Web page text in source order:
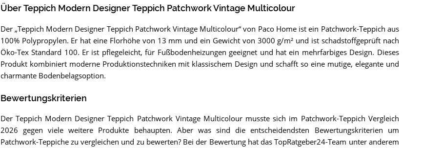
Über Teppich Modern Designer Teppich Patchwork Vintage Multicolour
Der „Teppich Modern Designer Teppich Patchwork Vintage Multicolour“ von Paco Home ist ein Patchwork-Teppich aus
100% Polypropylen. Er hat eine Florhöhe von 13 mm und ein Gewicht von 3000 g/m² und ist schadstoffgeprüft nach
Öko-Tex Standard 100. Er ist pflegeleicht, für Fußbodenheizungen geeignet und hat ein mehrfarbiges Design. Dieses
Produkt kombiniert moderne Produktionstechniken mit klassischem Design und schafft so eine mutige, elegante und
charmante Bodenbelagsoption.
Bewertungskriterien
Der Teppich Modern Designer Teppich Patchwork Vintage Multicolour musste sich im Patchwork-Teppich Vergleich
2026 gegen viele weitere Produkte behaupten. Aber was sind die entscheidendsten Bewertungskriterien um
Patchwork-Teppiche zu vergleichen und zu bewerten? Bei der Bewertung hat das TopRatgeber24-Team unter anderem